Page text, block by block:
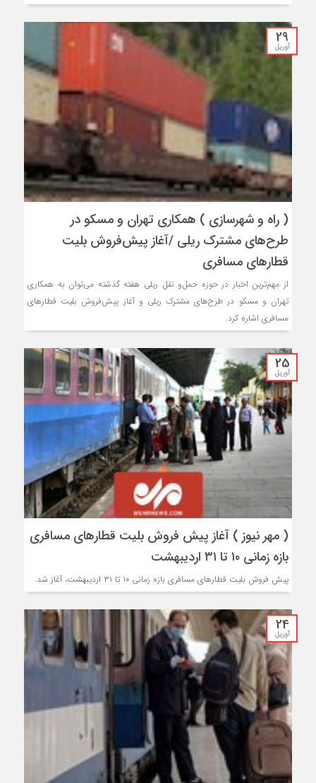
29
آوریل
( راه و شهرسازی ) همکاری تهران و مسکو در
طرح‌های مشترک ریلی /آغاز پیش‌فروش بلیت
قطارهای مسافری
از مهم‌‌ترین اخبار در حوزه حمل‌و نقل‎ ریلی هفته گذشته می‌توان به همکاری
تهران و مسکو در طرح‌های مشترک ریلی و آغاز پیش‌فروش بلیت قطارهای
مسافری اشاره کرد.
25
آوریل
( مهر نیوز ) آغاز پیش فروش بلیت قطارهای مسافری
بازه زمانی ۱۰ تا ۳۱ اردیبهشت
پیش فروش بلیت قطارهای مسافری بازه زمانی ۱۰ تا ۳۱ اردیبهشت، آغاز شد.
24
آوریل